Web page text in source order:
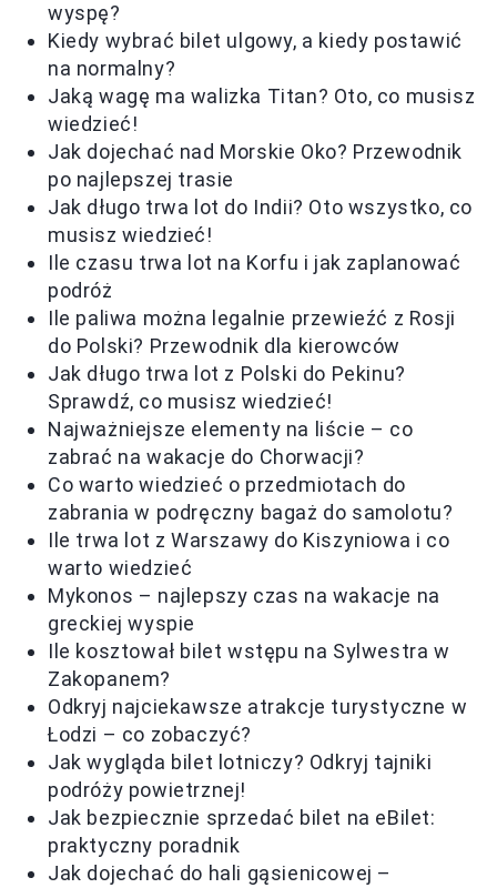
wyspę?
Kiedy wybrać bilet ulgowy, a kiedy postawić
na normalny?
Jaką wagę ma walizka Titan? Oto, co musisz
wiedzieć!
Jak dojechać nad Morskie Oko? Przewodnik
po najlepszej trasie
Jak długo trwa lot do Indii? Oto wszystko, co
musisz wiedzieć!
Ile czasu trwa lot na Korfu i jak zaplanować
podróż
Ile paliwa można legalnie przewieźć z Rosji
do Polski? Przewodnik dla kierowców
Jak długo trwa lot z Polski do Pekinu?
Sprawdź, co musisz wiedzieć!
Najważniejsze elementy na liście – co
zabrać na wakacje do Chorwacji?
Co warto wiedzieć o przedmiotach do
zabrania w podręczny bagaż do samolotu?
Ile trwa lot z Warszawy do Kiszyniowa i co
warto wiedzieć
Mykonos – najlepszy czas na wakacje na
greckiej wyspie
Ile kosztował bilet wstępu na Sylwestra w
Zakopanem?
Odkryj najciekawsze atrakcje turystyczne w
Łodzi – co zobaczyć?
Jak wygląda bilet lotniczy? Odkryj tajniki
podróży powietrznej!
Jak bezpiecznie sprzedać bilet na eBilet:
praktyczny poradnik
Jak dojechać do hali gąsienicowej –